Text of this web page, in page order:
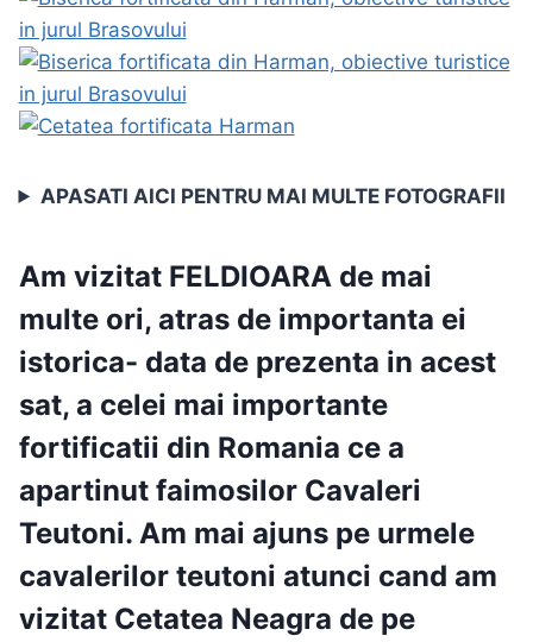
APASATI AICI PENTRU MAI MULTE FOTOGRAFII
Am vizitat FELDIOARA de mai
multe ori, atras de importanta ei
istorica- data de prezenta in acest
sat, a celei mai importante
fortificatii din Romania ce a
apartinut faimosilor Cavaleri
Teutoni. Am mai ajuns pe urmele
cavalerilor teutoni atunci cand am
vizitat Cetatea Neagra de pe